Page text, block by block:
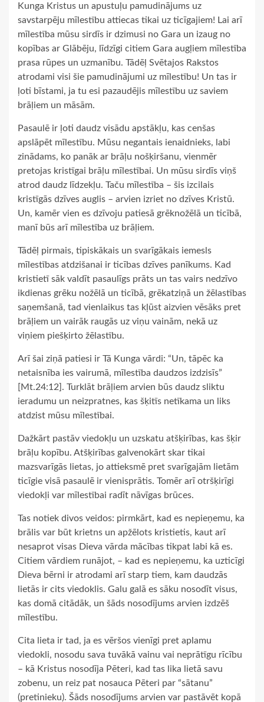
Kunga Kristus un apustuļu pamudinājums uz
savstarpēju mīlestību attiecas tikai uz ticīgajiem! Lai arī
mīlestība mūsu sirdīs ir dzimusi no Gara un izaug no
kopības ar Glābēju, līdzīgi citiem Gara augļiem mīlestība
prasa rūpes un uzmanību. Tādēļ Svētajos Rakstos
atrodami visi šie pamudinājumi uz mīlestību! Un tas ir
ļoti bīstami, ja tu esi pazaudējis mīlestību uz saviem
brāļiem un māsām.
Pasaulē ir ļoti daudz visādu apstākļu, kas cenšas
apslāpēt mīlestību. Mūsu negantais ienaidnieks, labi
zinādams, ko panāk ar brāļu nošķiršanu, vienmēr
pretojas kristīgai brāļu mīlestībai. Un mūsu sirdīs viņš
atrod daudz līdzekļu. Taču mīlestība – šis izcilais
kristīgās dzīves auglis – arvien izriet no dzīves Kristū.
Un, kamēr vien es dzīvoju patiesā grēknožēlā un ticībā,
manī būs arī mīlestība uz brāļiem.
Tādēļ pirmais, tipiskākais un svarīgākais iemesls
mīlestības atdzišanai ir ticības dzīves panīkums. Kad
kristietī sāk valdīt pasaulīgs prāts un tas vairs nedzīvo
ikdienas grēku nožēlā un ticībā, grēkatziņā un žēlastības
saņemšanā, tad vienlaikus tas kļūst aizvien vēsāks pret
brāļiem un vairāk raugās uz viņu vainām, nekā uz
viņiem piešķirto žēlastību.
Arī šai ziņā patiesi ir Tā Kunga vārdi: “Un, tāpēc ka
netaisnība ies vairumā, mīlestība daudzos izdzisīs”
[Mt.24:12]. Turklāt brāļiem arvien būs daudz sliktu
ieradumu un neizpratnes, kas šķitīs netīkama un liks
atdzist mūsu mīlestībai.
Dažkārt pastāv viedokļu un uzskatu atšķirības, kas šķir
brāļu kopību. Atšķirības galvenokārt skar tikai
mazsvarīgās lietas, jo attieksmē pret svarīgajām lietām
ticīgie visā pasaulē ir vienisprātis. Tomēr arī otršķirīgi
viedokļi var mīlestībai radīt nāvīgas brūces.
Tas notiek divos veidos: pirmkārt, kad es nepieņemu, ka
brālis var būt krietns un apžēlots kristietis, kaut arī
nesaprot visas Dieva vārda mācības tikpat labi kā es.
Citiem vārdiem runājot, – kad es nepieņemu, ka uzticīgi
Dieva bērni ir atrodami arī starp tiem, kam daudzās
lietās ir cits viedoklis. Galu galā es sāku nosodīt visus,
kas domā citādāk, un šāds nosodījums arvien izdzēš
mīlestību.
Cita lieta ir tad, ja es vēršos vienīgi pret aplamu
viedokli, nosodu sava tuvākā vainu vai neprātīgu rīcību
– kā Kristus nosodīja Pēteri, kad tas lika lietā savu
zobenu, un reiz pat nosauca Pēteri par “sātanu”
(pretinieku). Šāds nosodījums arvien var pastāvēt kopā